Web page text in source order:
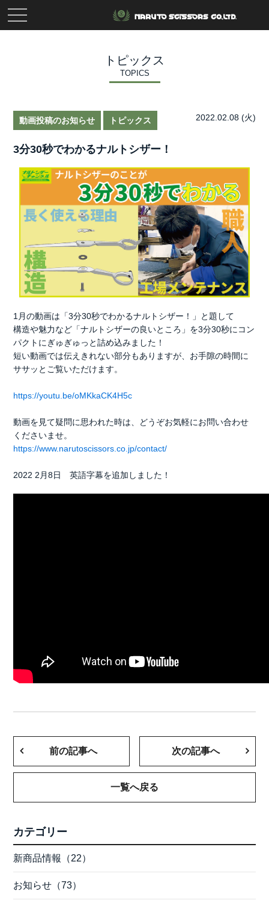
toggle
navigation
トピックス
TOPICS
2022.02.08 (火)
動画投稿のお知らせ トピックス
3分30秒でわかるナルトシザー！
1月の動画は「3分30秒でわかるナルトシザー！」と題して
構造や魅力など「ナルトシザーの良いところ」を3分30秒にコン
パクトにぎゅぎゅっと詰め込みました！
短い動画では伝えきれない部分もありますが、お手隙の時間に
ササッとご覧いただけます。
https://youtu.be/oMKkaCK4H5c
動画を見て疑問に思われた時は、どうぞお気軽にお問い合わせ
くださいませ。
https://www.narutoscissors.co.jp/contact/
2022 2月8日 英語字幕を追加しました！
前の記事へ
一覧へ戻る
次の記事へ
カテゴリー
新商品情報（22）
お知らせ（73）